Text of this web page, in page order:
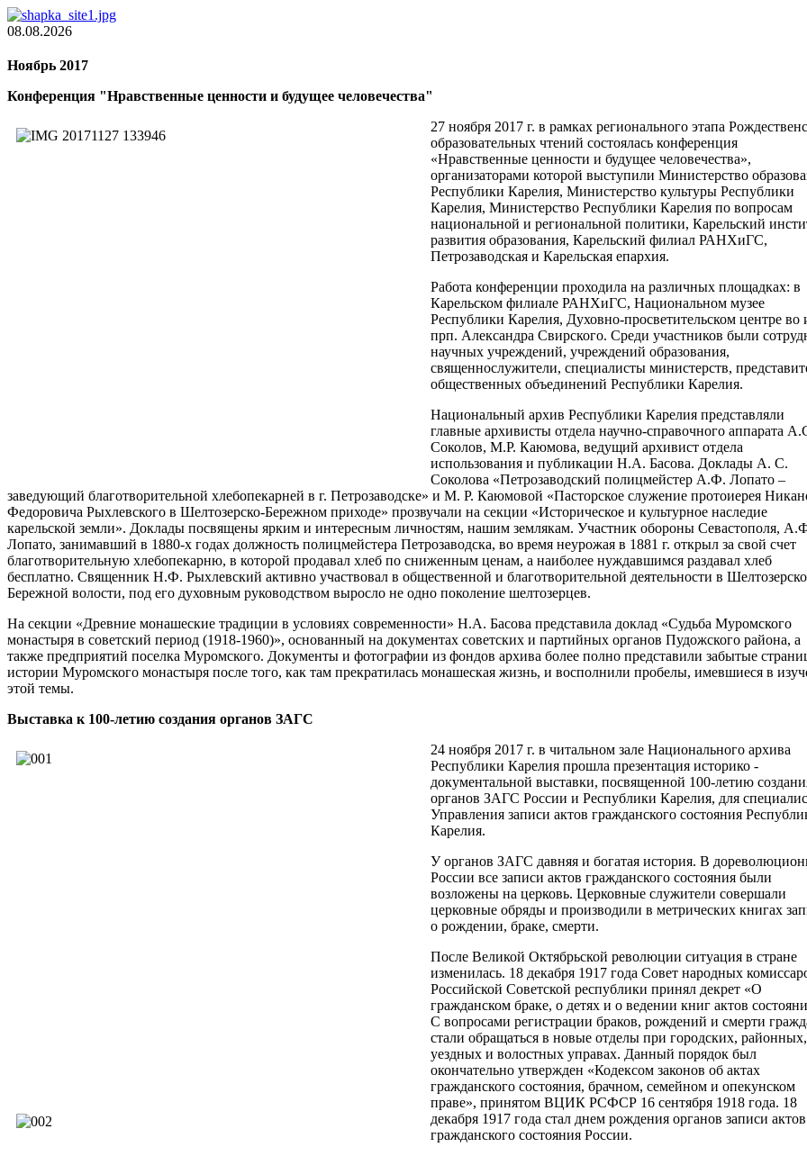
08.08.2026
Ноябрь 2017
Конференция "Нравственные ценности и будущее человечества"
27 ноября 2017 г. в рамках регионального этапа
образовательных чтений состоялась конференция
«Нравственные ценности и будущее человечества»,
организаторами которой выступили Министерство
Республики Карелия, Министерство культуры Республики
Карелия, Министерство Республики Карелия по вопросам
национальной и региональной политики, Карельский
развития образования, Карельский филиал РАНХиГС,
Петрозаводская и Карельская епархия.
Работа конференции проходила на различных площадках: в
Карельском филиале РАНХиГС, Национальном музее
Республики Карелия, Духовно-просветительском центре во
прп. Александра Свирского. Среди участников были
научных учреждений, учреждений образования,
священнослужители, специалисты министерств,
общественных объединений Республики Карелия.
Национальный архив Республики Карелия представляли
главные архивисты отдела научно-справочного аппарата
Соколов, М.Р. Каюмова, ведущий архивист отдела
использования и публикации Н.А. Басова. Доклады А. С.
Соколова «Петрозаводский полицмейстер А.Ф. Лопато –
заведующий благотворительной хлебопекарней в г. Петрозаводске» и М. Р. Каюмовой «Пасторское служение протоиерея
Федоровича Рыхлевского в Шелтозерско-Бережном приходе» прозвучали на секции «Историческое и культурное наследие
карельской земли». Доклады посвящены ярким и интересным личностям, нашим землякам. Участник обороны Севастополя,
Лопато, занимавший в 1880-х годах должность полицмейстера Петрозаводска, во время неурожая в 1881 г. открыл за свой счет
благотворительную хлебопекарню, в которой продавал хлеб по сниженным ценам, а наиболее нуждавшимся раздавал хлеб
бесплатно. Священник Н.Ф. Рыхлевский активно участвовал в общественной и благотворительной деятельности в
Бережной волости, под его духовным руководством выросло не одно поколение шелтозерцев.
На секции «Древние монашеские традиции в условиях современности» Н.А. Басова представила доклад «Судьба Муромского
монастыря в советский период (1918-1960)», основанный на документах советских и партийных органов Пудожского района, а
также предприятий поселка Муромского. Документы и фотографии из фондов архива более полно представили забытые
истории Муромского монастыря после того, как там прекратилась монашеская жизнь, и восполнили пробелы, имевшиеся в
этой темы.
Выставка к 100-летию создания органов ЗАГС
24 ноября 2017 г. в читальном зале Национального архива
Республики Карелия прошла презентация историко -
документальной выставки, посвященной 100-летию
органов ЗАГС России и Республики Карелия, для
Управления записи актов гражданского состояния
Карелия.
У органов ЗАГС давняя и богатая история. В
России все записи актов гражданского состояния были
возложены на церковь. Церковные служители совершали
церковные обряды и производили в метрических книгах
о рождении, браке, смерти.
После Великой Октябрьской революции ситуация в стране
изменилась. 18 декабря 1917 года Совет народных
Российской Советской республики принял декрет «О
гражданском браке, о детях и о ведении книг актов
С вопросами регистрации браков, рождений и смерти
стали обращаться в новые отделы при городских, районных,
уездных и волостных управах. Данный порядок был
окончательно утвержден «Кодексом законов об актах
гражданского состояния, брачном, семейном и опекунском
праве», принятом ВЦИК РСФСР 16 сентября 1918 года. 18
декабря 1917 года стал днем рождения органов записи актов
гражданского состояния России.